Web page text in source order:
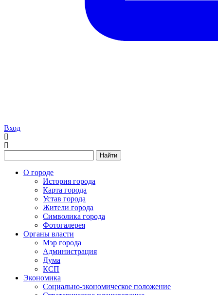
Вход
Найти
О городе
История города
Карта города
Устав города
Жители города
Символика города
Фотогалерея
Органы власти
Мэр города
Администрация
Дума
КСП
Экономика
Социально-экономическое положение